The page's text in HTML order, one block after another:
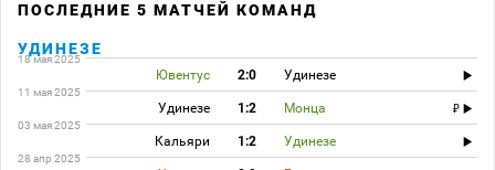
ПОСЛЕДНИЕ 5 МАТЧЕЙ КОМАНД
УДИНЕЗЕ
18 мая 2025
Ювентус 2:0 Удинезе
11 мая 2025
Удинезе 1:2 Монца
03 мая 2025
Кальяри 1:2 Удинезе
28 апр 2025